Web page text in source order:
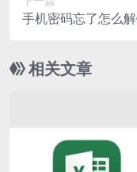
手机密码忘了怎么
相关文章